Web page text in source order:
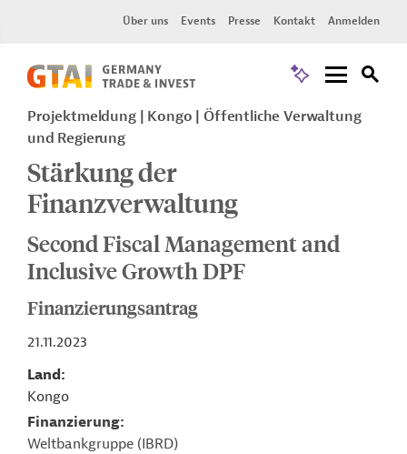
Über uns Events Presse Kontakt Anmelden
Projektmeldung Kongo
Öffentliche Verwaltung
und Regierung
Stärkung der
Finanzverwaltung
Second Fiscal Management and
Inclusive Growth DPF
Finanzierungsantrag
21.11.2023
Land
Kongo
Finanzierung
Weltbankgruppe (IBRD)